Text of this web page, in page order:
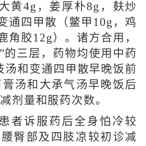
黄4g，姜厚朴8g，麸炒
通四甲散（鳖甲10g，鸡
角胶12g）。诸方合用，
的三层，药物均使用中药
汤和变通四甲散早晚饭前
汤和大承气汤早晚饭后
剂量和服药次数。
者诉服药后全身怕冷较
臀部及四肢凉较初诊减